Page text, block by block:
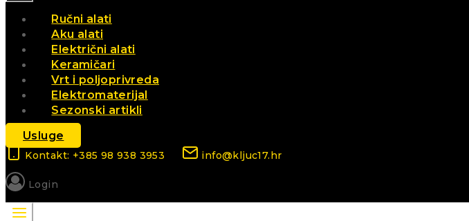
Ručni alati
Aku alati
Električni alati
Keramičari
Vrt i poljoprivreda
Elektromaterijal
Sezonski artikli
Usluge
Kontakt: +385 98 938 3953 info@kljuc17.hr
Login